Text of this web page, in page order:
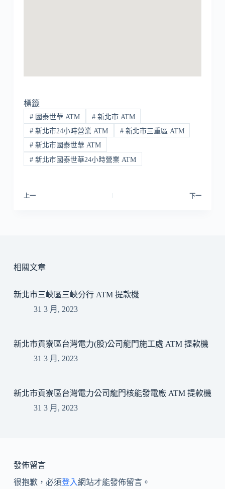
標籤
#國泰世華 ATM #新北市 ATM
#新北市24小時營業 ATM #新北市三重區 ATM
#新北市國泰世華 ATM
#新北市國泰世華24小時營業 ATM
上一 下一
相關文章
新北市三峽區三峽分行 ATM 提款機
31 3 月, 2023
新北市貢寮區台灣電力(股)公司龍門施工處 ATM 提款機
31 3 月, 2023
新北市貢寮區台灣電力公司龍門核能發電廠 ATM 提款機
31 3 月, 2023
發佈留言
很抱歉，必須登入網站才能發佈留言。